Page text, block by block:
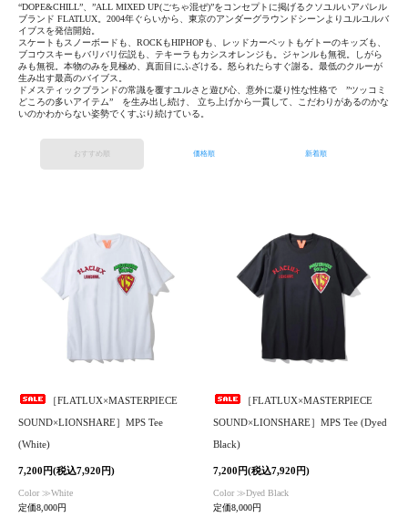
“DOPE&CHILL”、”ALL MIXED UP(ごちゃ混ぜ)”をコンセプトに掲げるクソユルいアパレル
ブランド FLATLUX。2004年ぐらいから、東京のアンダーグラウンドシーンよりユルユルバ
イブスを発信開始。
スケートもスノーボードも、ROCKもHIPHOPも、レッドカーペットもゲトーのキッズも、
ブコウスキーもバリバリ伝説も、テキーラもカシスオレンジも。ジャンルも無視。しがら
みも無視。本物のみを見極め、真面目にふざける。怒られたらすぐ謝る。最低のクルーが
生み出す最高のバイブス。
ドメスティックブランドの常識を覆すユルさと遊び心、意外に凝り性な性格で ”ツッコミ
どころの多いアイテム” を生み出し続け、 立ち上げから一貫して、こだわりがあるのかな
いのかわからない姿勢でくすぶり続けている。
おすすめ順 価格順 新着順
［FLATLUX×MASTERPIECE
SOUND×LIONSHARE］MPS Tee
(White)
7,200円(税込7,920円)
Color ≫White
定価8,000円
［FLATLUX×MASTERPIECE
SOUND×LIONSHARE］MPS Tee (Dyed
Black)
7,200円(税込7,920円)
Color ≫Dyed Black
定価8,000円